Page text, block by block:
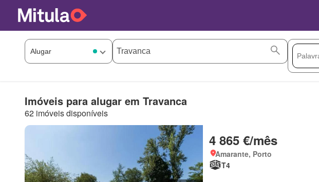
Imóveis para alugar em Travanca
62 imóveis disponíveis
4 865 €/mês
Amarante, Porto
T4